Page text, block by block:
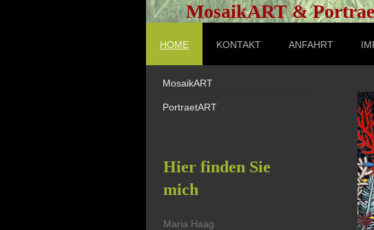
MosaikART &
HOME KONTAKT ANFAHRT
MosaikART
PortraetART
Hier finden Sie
mich
Maria Haag